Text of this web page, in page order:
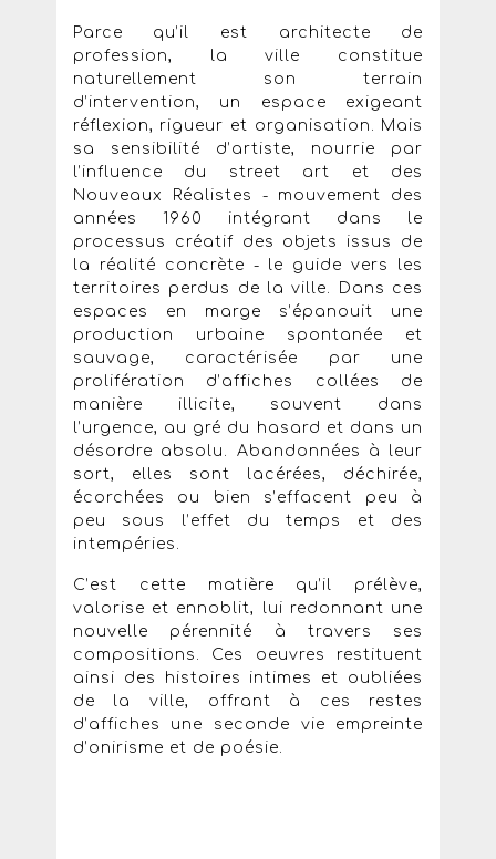
Parce qu’il est architecte de
profession, la ville constitue
naturellement son terrain
d’intervention, un espace exigeant
réflexion, rigueur et organisation. Mais
sa sensibilité d’artiste, nourrie par
l’influence du street art et des
Nouveaux Réalistes - mouvement des
années 1960 intégrant dans le
processus créatif des objets issus de
la réalité concrète - le guide vers les
territoires perdus de la ville. Dans ces
espaces en marge s’épanouit une
production urbaine spontanée et
sauvage, caractérisée par une
prolifération d’affiches collées de
manière illicite, souvent dans
l’urgence, au gré du hasard et dans un
désordre absolu. Abandonnées à leur
sort, elles sont lacérées, déchirée,
écorchées ou bien s’effacent peu à
peu sous l’effet du temps et des
intempéries.
C’est cette matière qu’il prélève,
valorise et ennoblit, lui redonnant une
nouvelle pérennité à travers ses
compositions. Ces oeuvres restituent
ainsi des histoires intimes et oubliées
de la ville, offrant à ces restes
d’affiches une seconde vie empreinte
d’onirisme et de poésie.